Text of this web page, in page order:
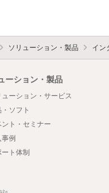
ソリューション・製品 イン
ーション・製品
ューション・サービス
ソフト
ント・セミナー
事例
ート体制